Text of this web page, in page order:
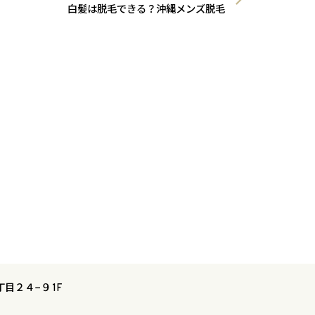
白髪は脱毛できる？沖縄メンズ脱毛
２４−９ 1F